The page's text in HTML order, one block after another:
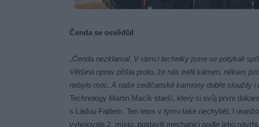
Čenda se osvědčil
„Čenda nezklamal. V rámci techniky jsme se potýkali
Většina oprav přišla proto, že nás trefil kámen, někam
nebylo moc. A naše sedlčanské kamiony dobře sloužily i
Technology Martin Macík starší, který si svůj první
s Láďou Fajtlem. Ten letos v týmu také nechyběl. I
vybojovala 2. místo, postavili mechanici podle jeho